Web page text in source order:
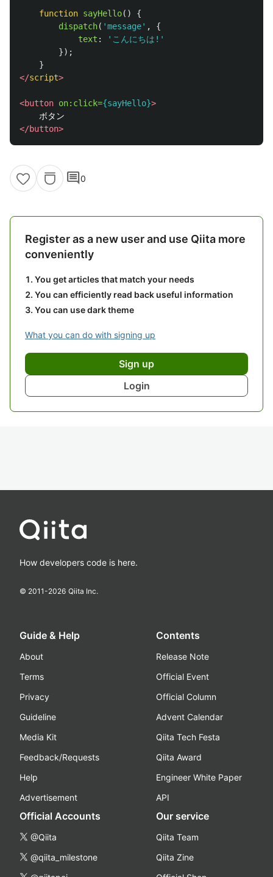
function sayHello()
{
dispatch( 'message' ,
{
text : ' こんにちは! '
});
}
</script>
<button on:click={sayHello}>
</button>
comment0
Register as a new user and use Qiita more
conveniently
You get articles that match your needs
You can efficiently read back useful information
You can use dark theme
What you can do with signing up
Sign up
Login
How developers code is here.
© 2011-2026 Qiita Inc.
Guide & Help
About
Terms
Privacy
Guideline
Media Kit
Feedback/Requests
Help
Advertisement
Contents
Release Note
Official Event
Official Column
Advent Calendar
Qiita Tech Festa
Qiita Award
Engineer White Paper
API
Official Accounts
@Qiita
@qiita_milestone
Our service
Qiita Team
Qiita Zine